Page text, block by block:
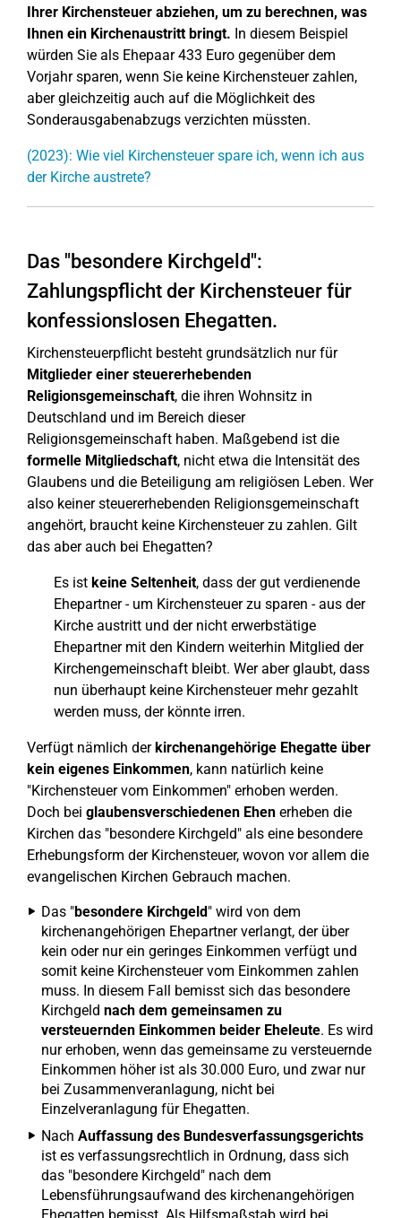
Ihrer Kirchensteuer abziehen, um zu berechnen, was
Ihnen ein Kirchenaustritt bringt. In diesem Beispiel
würden Sie als Ehepaar 433 Euro gegenüber dem
Vorjahr sparen, wenn Sie keine Kirchensteuer zahlen,
aber gleichzeitig auch auf die Möglichkeit des
Sonderausgabenabzugs verzichten müssten.
(2023): Wie viel Kirchensteuer spare ich, wenn ich aus
der Kirche austrete?
Das "besondere Kirchgeld":
Zahlungspflicht der Kirchensteuer für
konfessionslosen Ehegatten.
Kirchensteuerpflicht besteht grundsätzlich nur für
Mitglieder einer steuererhebenden
Religionsgemeinschaft, die ihren Wohnsitz in
Deutschland und im Bereich dieser
Religionsgemeinschaft haben. Maßgebend ist die
formelle Mitgliedschaft, nicht etwa die Intensität des
Glaubens und die Beteiligung am religiösen Leben. Wer
also keiner steuererhebenden Religionsgemeinschaft
angehört, braucht keine Kirchensteuer zu zahlen. Gilt
das aber auch bei Ehegatten?
Es ist keine Seltenheit, dass der gut verdienende
Ehepartner - um Kirchensteuer zu sparen - aus der
Kirche austritt und der nicht erwerbstätige
Ehepartner mit den Kindern weiterhin Mitglied der
Kirchengemeinschaft bleibt. Wer aber glaubt, dass
nun überhaupt keine Kirchensteuer mehr gezahlt
werden muss, der könnte irren.
Verfügt nämlich derkirchenangehörige Ehegatte über
kein eigenes Einkommen, kann natürlich keine
"Kirchensteuer vom Einkommen" erhoben werden.
Doch bei glaubensverschiedenen Ehen erheben die
Kirchen das "besondere Kirchgeld" als eine besondere
Erhebungsform der Kirchensteuer, wovon vor allem die
evangelischen Kirchen Gebrauch machen.
Das "besondere Kirchgeld" wird von dem
kirchenangehörigen Ehepartner verlangt, der über
kein oder nur ein geringes Einkommen verfügt und
somit keine Kirchensteuer vom Einkommen zahlen
muss. In diesem Fall bemisst sich das besondere
Kirchgeld nach dem gemeinsamen zu
versteuernden Einkommen beider Eheleute. Es wird
nur erhoben, wenn das gemeinsame zu versteuernde
Einkommen höher ist als 30.000 Euro, und zwar nur
bei Zusammenveranlagung, nicht bei
Einzelveranlagung für Ehegatten.
Nach Auffassung des Bundesverfassungsgerichts
ist es verfassungsrechtlich in Ordnung, dass sich
das "besondere Kirchgeld" nach dem
Lebensführungsaufwand des kirchenangehörigen